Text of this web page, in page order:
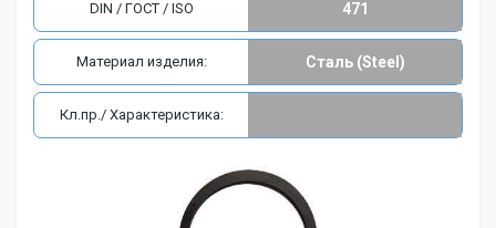
DIN / ГОСТ / ISO 471
Материал изделия: Сталь (Steel)
Кл.пр./ Характеристика: